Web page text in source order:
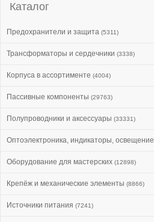
Каталог
Предохранители и защита (5311)
Трансформаторы и сердечники (3338)
Корпуса в ассортименте (4004)
Пассивные компоненты (29763)
Полупроводники и аксессуары (33331)
Оптоэлектроника, индикаторы, освещение
Оборудование для мастерских (12898)
Крепёж и механические элементы (8866)
Источники питания (7241)